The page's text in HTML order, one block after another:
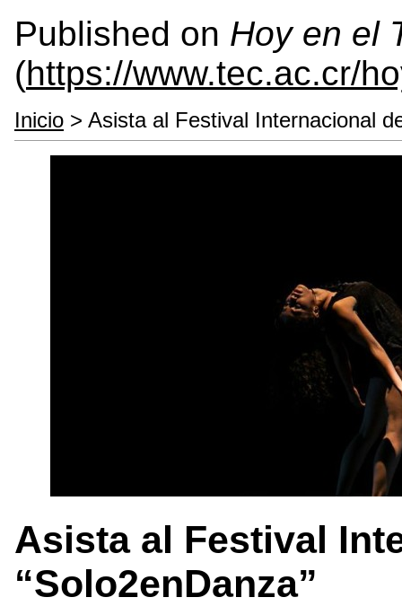
Published on Hoy en el
(https://www.tec.ac.cr/
Inicio > Asista al Festival Internacional
Asista al Festival
“Solo2enDanza”